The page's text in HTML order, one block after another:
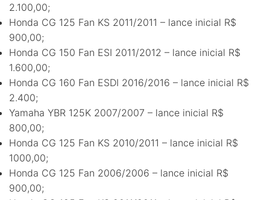
2.100,00;
Honda CG 125 Fan KS 2011/2011 – lance inicial R$
900,00;
Honda CG 150 Fan ESI 2011/2012 – lance inicial R$
1.600,00;
Honda CG 160 Fan ESDI 2016/2016 – lance inicial R$
2.400;
Yamaha YBR 125K 2007/2007 – lance inicial R$
800,00;
Honda CG 125 Fan KS 2010/2011 – lance inicial R$
1000,00;
Honda CG 125 Fan 2006/2006 – lance inicial R$
900,00;